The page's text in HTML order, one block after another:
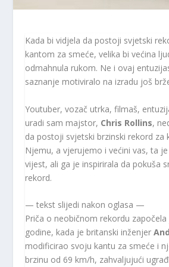
Kada bi vidjela da postoji svjetski
kantom za smeće, velika bi većina
odmahnula rukom. Ne i ovaj
saznanje motiviralo na izradu još
Youtuber, vozač utrka, filmaš,
uradi sam majstor, Chris Rollins,
da postoji svjetski brzinski rekord za
Njemu, a vjerujemo i većini vas, ta
vijest, ali ga je inspirirala da pokuša
rekord.
— tekst slijedi nakon oglasa —
Priča o neobičnom rekordu
godine, kada je britanski inženjer
modificirao svoju kantu za smeće i
brzinu od 69 km/h, zahvaljujući